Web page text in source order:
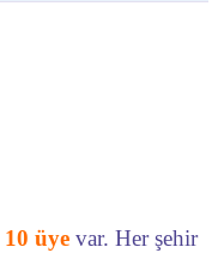
10 üye var. Her şehir